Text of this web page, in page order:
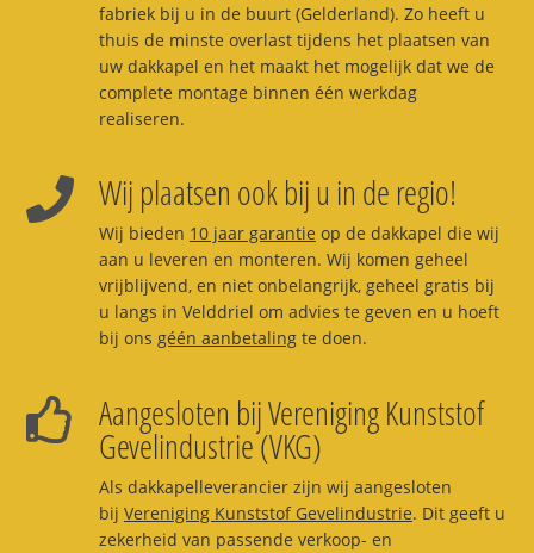
fabriek bij u in de buurt (Gelderland). Zo heeft u
thuis de minste overlast tijdens het plaatsen van
uw dakkapel en het maakt het mogelijk dat we de
complete montage binnen één werkdag
realiseren.
Wij plaatsen ook bij u in de regio!
Wij bieden 10 jaar garantie op de dakkapel die wij
aan u leveren en monteren. Wij komen geheel
vrijblijvend, en niet onbelangrijk, geheel gratis bij
u langs in Velddriel om advies te geven en u hoeft
bij ons géén aanbetalingte doen.
Aangesloten bij Vereniging Kunststof
Gevelindustrie (VKG)
Als dakkapelleverancier zijn wij aangesloten
bij Vereniging Kunststof Gevelindustrie. Dit geeft u
zekerheid van passende verkoop- en